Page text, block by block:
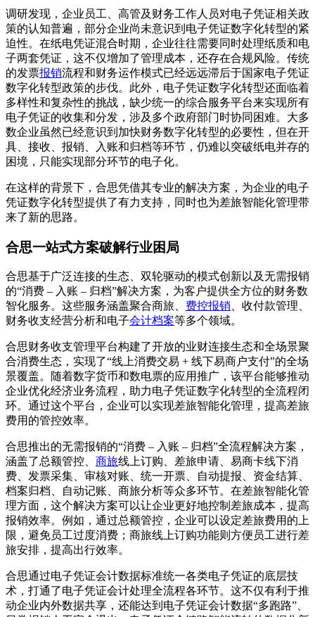
调研发现，企业员工、高管及财务工作人员对电子凭证相关政
策的认知普遍，部分企业尚未意识到电子凭证数字化转型的紧
迫性。在纸电凭证混合时期，企业往往需要同时处理纸质和电
子两套凭证，这不仅增加了管理成本，还存在合规风险。传统
的发票报销流程和财务运作模式已经远远滞后于国家电子凭证
数字化转型政策的步伐。此外，电子凭证数字化转型还面临着
多样性和复杂性的挑战，缺少统一的综合服务平台来实现所有
电子凭证的收集和分发，涉及多个政府部门时协同困难。大多
数企业虽然已经意识到加快财务数字化转型的必要性，但在开
具、接收、报销、入账和归档等环节，仍难以突破纸电并存的
困境，只能实现部分环节的电子化。
在这样的背景下，合思凭借其专业的解决方案，为企业的电子
凭证数字化转型提供了有力支持，同时也为差旅智能化管理带
来了新的思路。
合思一站式方案破解行业困局
合思基于广泛连接的生态、双轮驱动的模式创新以及无需报销
的“消费 – 入账 – 归档”解决方案，为客户提供全方位的财务数
智化服务。这些服务涵盖聚合商旅、 费控报销 、收付款管理、
财务收支经营分析和电子会计档案等多个领域。
合思财务收支管理平台构建了开放的业财连接生态和全场景聚
合消费生态，实现了“线上消费交易 + 线下易商户支付”的全场
景覆盖。随着数字货币和数电票的应用推广，该平台能够推动
企业优化经济业务流程，助力电子凭证数字化转型的全流程闭
环。通过这个平台，企业可以实现差旅智能化管理，提高差旅
费用的管控效率。
合思推出的无需报销的“消费 – 入账 – 归档”全流程解决方案，
涵盖了总额管控、 商旅线上订购、差旅申请、易商卡线下消
费、发票采集、审核对账、统一开票、自动提报、资金结算、
档案归档、自动记账、商旅分析等众多环节。在差旅智能化管
理方面，这个解决方案可以让企业更好地控制差旅成本，提高
报销效率。例如，通过总额管控，企业可以设定差旅费用的上
限，避免员工过度消费；商旅线上订购功能则方便员工进行差
旅安排，提高出行效率。
合思通过电子凭证会计数据标准统一各类电子凭证的底层技
术，打通了电子凭证会计处理全流程各环节。这不仅有利于推
动企业内外数据共享，还能达到电子凭证会计数据“多跑路”、